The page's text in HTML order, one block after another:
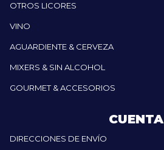
OTROS LICORES
VINO
AGUARDIENTE & CERVEZA
MIXERS & SIN ALCOHOL
GOURMET & ACCESORIOS
CUENTA
DIRECCIONES DE ENVÍO